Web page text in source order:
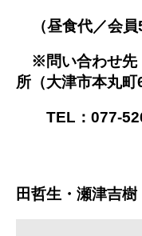
（昼食代／会員
※問い合わせ先
所（大津市本丸町
TEL：077-
滋賀県
田哲生・瀬津吉樹